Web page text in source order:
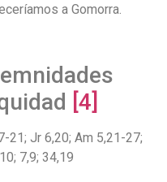
a Gomorra.
[4]
21; Jr 6,20; Am 5,21-27;
7,9; 34,19